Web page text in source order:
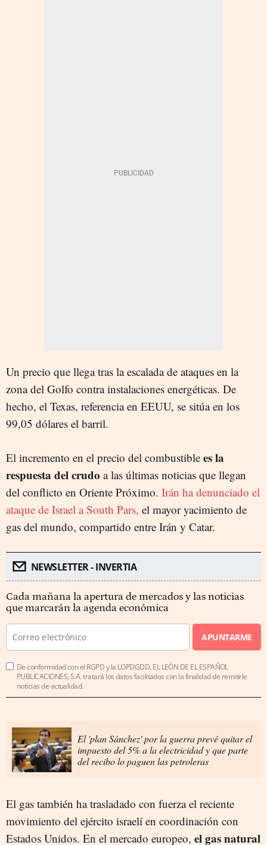
Un precio que llega tras la escalada de ataques en la
zona del Golfo contra instalaciones energéticas. De
hecho, el Texas, referencia en EEUU, se sitúa en los
99,05 dólares el barril.
El incremento en el precio del combustible es la
respuesta del crudo a las últimas noticias que llegan
del conflicto en Oriente Próximo. Irán ha denunciado el
ataque de Israel a South Pars, el mayor yacimiento de
gas del mundo, compartido entre Irán y Catar.
NEWSLETTER - INVERTIA
Cada mañana la apertura de mercados y las noticias
que marcarán la agenda económica
APUNTARME
De conformidad con el RGPD y la LOPDGDD, EL LEÓN DE EL ESPAÑOL
PUBLICACIONES, S.A. tratará los datos facilitados con la finalidad de remitirle
noticias de actualidad.
El 'plan Sánchez' por la guerra prevé quitar el
impuesto del 5% a la electricidad y que parte
del recibo lo paguen las petroleras
El gas también ha trasladado con fuerza el reciente
movimiento del ejército israelí en coordinación con
Estados Unidos. En el mercado europeo, el gas natural